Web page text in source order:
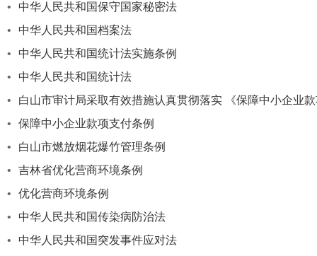
•
中华人民共和国保守国家秘密法
•
中华人民共和国档案法
•
中华人民共和国统计法实施条例
•
中华人民共和国统计法
•
白山市审计局采取有效措施认真贯彻落实 《保障中小企业
•
保障中小企业款项支付条例
•
白山市燃放烟花爆竹管理条例
•
吉林省优化营商环境条例
•
优化营商环境条例
•
中华人民共和国传染病防治法
•
中华人民共和国突发事件应对法